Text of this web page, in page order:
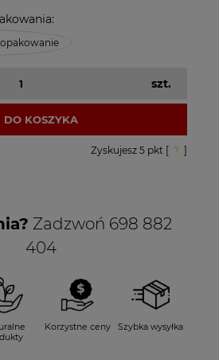
szt.
DO KOSZYKA
Zyskujesz 5 pkt [ ? ]
Zadzwoń 698 882
404
Korzystne ceny Szybka wysyłka